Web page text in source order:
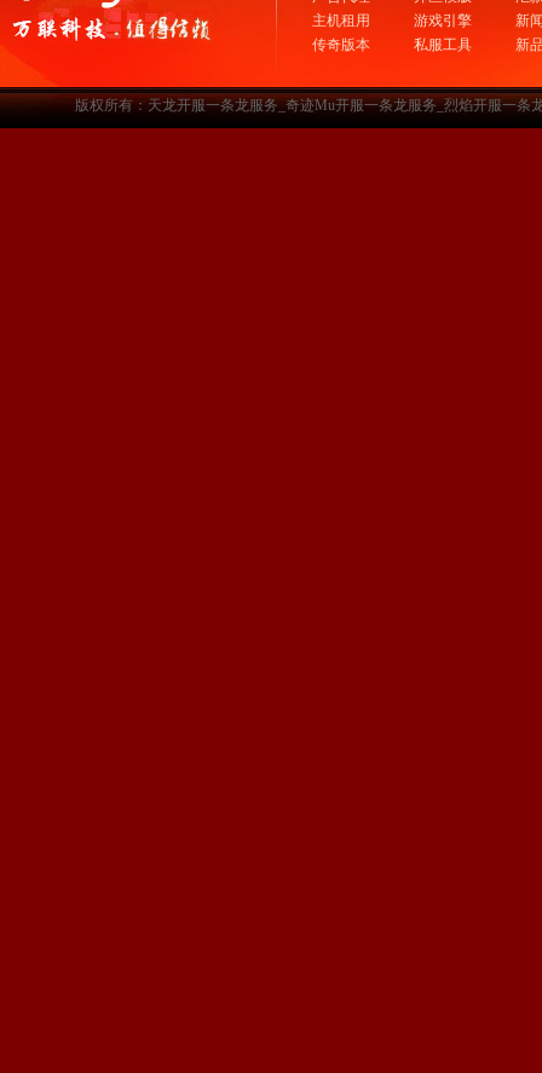
主机租用
传奇版本
游戏引擎
私服工具
新
新
版权所有：天龙开服一条龙服务_奇迹Mu开服一条龙服务_烈焰开服一条